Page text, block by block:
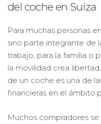
del coche en Suiza
Para muchas personas
sino parte integrante de
trabajo, para la familia o
la movilidad crea
de un coche es una de
financieras en el ámbito
Muchos compradores